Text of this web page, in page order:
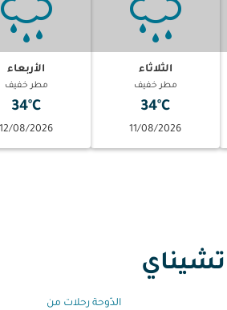
الثلاثاء
مطر خفيف
34°C
11/08/2026
الأربعاء
مطر خفيف
34°C
12/08/2026
الدّوحة رحلات من